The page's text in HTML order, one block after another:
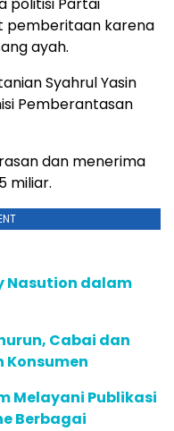
politisi Partai
pemberitaan karena
ayah.
Syahrul Yasin
Pemberantasan
dan menerima
miliar.
Nasution dalam
Cabai dan
Konsumen
Melayani Publikasi
Berbagai